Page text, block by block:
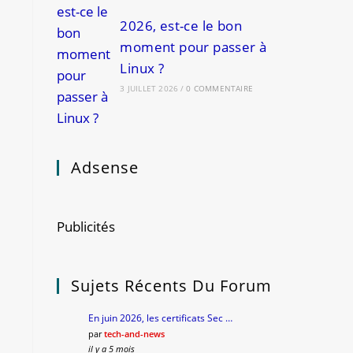
2026, est-ce le bon
moment pour passer à
Linux ?
3 JUILLET 2026 / 0 COMMENTAIRE
Adsense
Publicités
Sujets Récents Du Forum
En juin 2026, les certificats Sec …
partech-and-news
il y a 5 mois